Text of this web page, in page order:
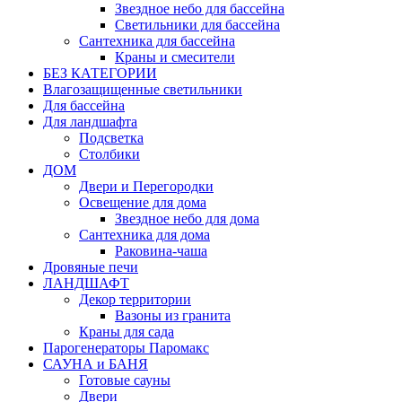
Звездное небо для бассейна
Светильники для бассейна
Сантехника для бассейна
Краны и смесители
БЕЗ КАТЕГОРИИ
Влагозащищенные светильники
Для бассейна
Для ландшафта
Подсветка
Столбики
ДОМ
Двери и Перегородки
Освещение для дома
Звездное небо для дома
Сантехника для дома
Раковина-чаша
Дровяные печи
ЛАНДШАФТ
Декор территории
Вазоны из гранита
Краны для сада
Парогенераторы Паромакс
САУНА и БАНЯ
Готовые сауны
Двери